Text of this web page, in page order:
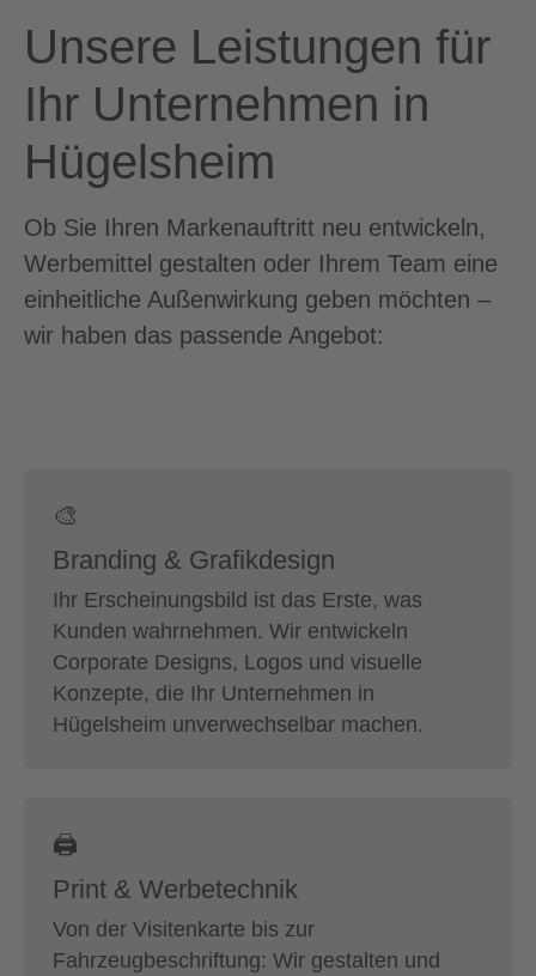
Unsere Leistungen für
Ihr Unternehmen in
Hügelsheim
Ob Sie Ihren Markenauftritt neu entwickeln,
Werbemittel gestalten oder Ihrem Team eine
einheitliche Außenwirkung geben möchten –
wir haben das passende Angebot:
🎨
Branding & Grafikdesign
Ihr Erscheinungsbild ist das Erste, was
Kunden wahrnehmen. Wir entwickeln
Corporate Designs, Logos und visuelle
Konzepte, die Ihr Unternehmen in
Hügelsheim unverwechselbar machen.
🖨
Print & Werbetechnik
Von der Visitenkarte bis zur
Fahrzeugbeschriftung: Wir gestalten und